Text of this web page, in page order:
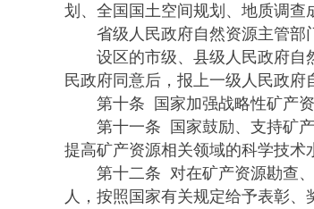
划、全国国土空间规划、地质调查
省级人民政府自然资源主管部门
设区的市级、县级人民政府自然
民政府同意后，报上一级人民政府
第十条 国家加强战略性矿产资
第十一条 国家鼓励、支持矿产
提高矿产资源相关领域的科学技术
第十二条 对在矿产资源勘查、
人，按照国家有关规定给予表彰、